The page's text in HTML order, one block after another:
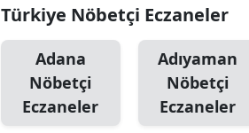
Türkiye Nöbetçi Eczaneler
Adana
Nöbetçi
Eczaneler
Adıyaman
Nöbetçi
Eczaneler